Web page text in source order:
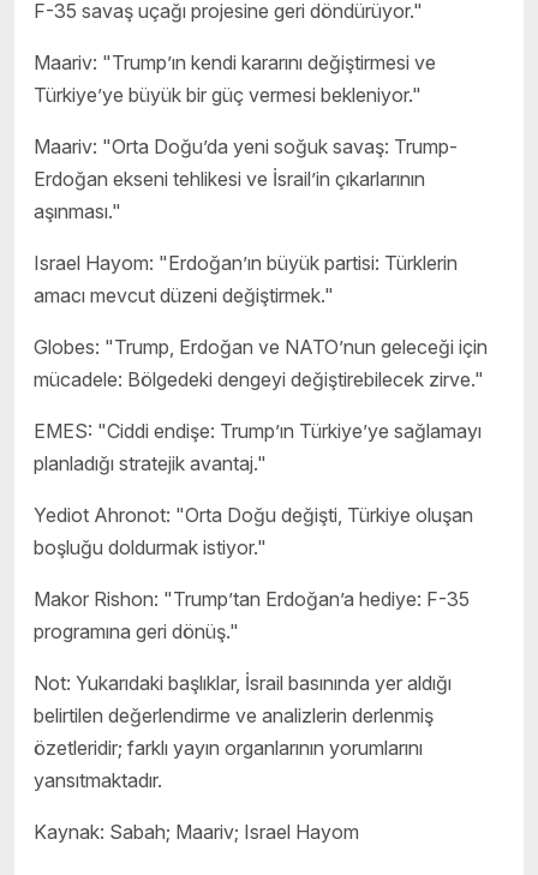
F-35 savaş uçağı projesine geri döndürüyor."
Maariv: "Trump’ın kendi kararını değiştirmesi ve
Türkiye’ye büyük bir güç vermesi bekleniyor."
Maariv: "Orta Doğu’da yeni soğuk savaş: Trump-
Erdoğan ekseni tehlikesi ve İsrail’in çıkarlarının
aşınması."
Israel Hayom: "Erdoğan’ın büyük partisi: Türklerin
amacı mevcut düzeni değiştirmek."
Globes: "Trump, Erdoğan ve NATO’nun geleceği için
mücadele: Bölgedeki dengeyi değiştirebilecek zirve."
EMES: "Ciddi endişe: Trump’ın Türkiye’ye sağlamayı
planladığı stratejik avantaj."
Yediot Ahronot: "Orta Doğu değişti, Türkiye oluşan
boşluğu doldurmak istiyor."
Makor Rishon: "Trump’tan Erdoğan’a hediye: F-35
programına geri dönüş."
Not: Yukarıdaki başlıklar, İsrail basınında yer aldığı
belirtilen değerlendirme ve analizlerin derlenmiş
özetleridir; farklı yayın organlarının yorumlarını
yansıtmaktadır.
Kaynak: Sabah; Maariv; Israel Hayom